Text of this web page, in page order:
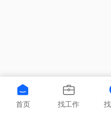
首页 找工作